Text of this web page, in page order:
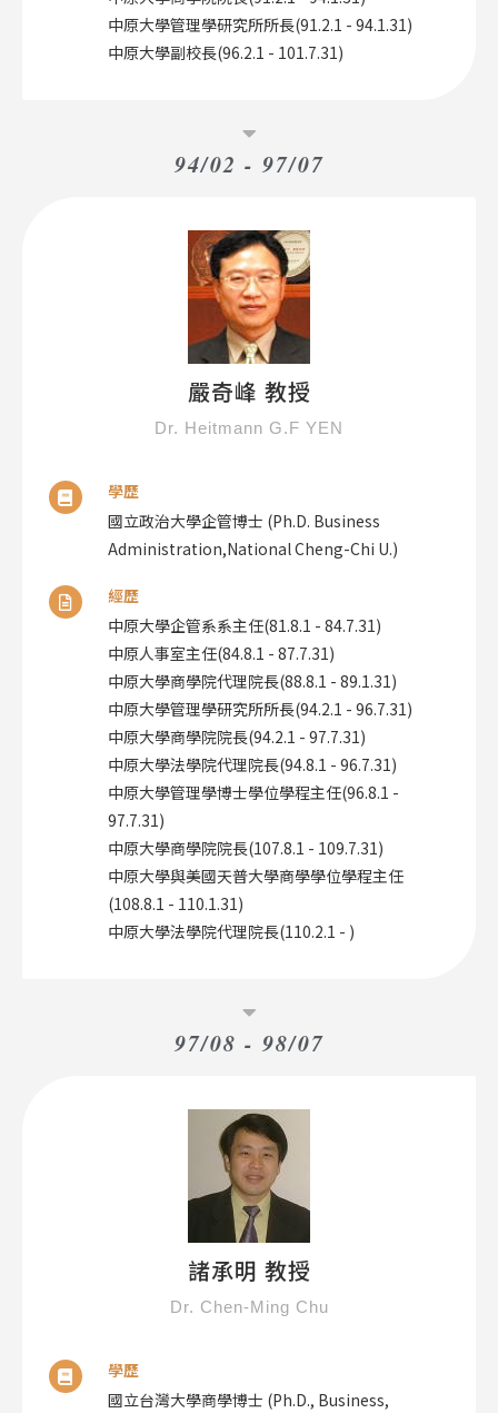
中原大學管理學研究所所長(91.2.1 - 94.1.31)
中原大學副校長(96.2.1 - 101.7.31)
94/02 - 97/07
嚴奇峰 教授
Dr. Heitmann G.F YEN
學歷
國立政治大學企管博士 (Ph.D. Business
Administration,National Cheng-Chi U.)
經歷
中原大學企管系系主任(81.8.1 - 84.7.31)
中原人事室主任(84.8.1 - 87.7.31)
中原大學商學院代理院長(88.8.1 - 89.1.31)
中原大學管理學研究所所長(94.2.1 - 96.7.31)
中原大學商學院院長(94.2.1 - 97.7.31)
中原大學法學院代理院長(94.8.1 - 96.7.31)
中原大學管理學博士學位學程主任(96.8.1 -
97.7.31)
中原大學商學院院長(107.8.1 - 109.7.31)
中原大學與美國天普大學商學學位學程主任
(108.8.1 - 110.1.31)
中原大學法學院代理院長(110.2.1 - )
97/08 - 98/07
諸承明 教授
Dr. Chen-Ming Chu
學歷
國立台灣大學商學博士 (Ph.D., Business,